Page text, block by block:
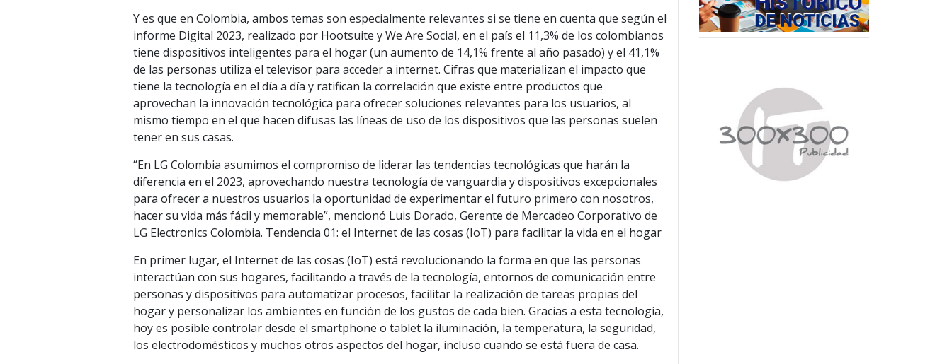
Y es que en Colombia, ambos temas son especialmente relevantes si se tiene en cuenta que según el
informe Digital 2023, realizado por Hootsuite y We Are Social, en el país el 11,3% de los colombianos
tiene dispositivos inteligentes para el hogar (un aumento de 14,1% frente al año pasado) y el 41,1%
de las personas utiliza el televisor para acceder a internet. Cifras que materializan el impacto que
tiene la tecnología en el día a día y ratifican la correlación que existe entre productos que
aprovechan la innovación tecnológica para ofrecer soluciones relevantes para los usuarios, al
mismo tiempo en el que hacen difusas las líneas de uso de los dispositivos que las personas suelen
tener en sus casas.
“En LG Colombia asumimos el compromiso de liderar las tendencias tecnológicas que harán la
diferencia en el 2023, aprovechando nuestra tecnología de vanguardia y dispositivos excepcionales
para ofrecer a nuestros usuarios la oportunidad de experimentar el futuro primero con nosotros,
hacer su vida más fácil y memorable”, mencionó Luis Dorado, Gerente de Mercadeo Corporativo de
LG Electronics Colombia. Tendencia 01: el Internet de las cosas (IoT) para facilitar la vida en el hogar
En primer lugar, el Internet de las cosas (IoT) está revolucionando la forma en que las personas
interactúan con sus hogares, facilitando a través de la tecnología, entornos de comunicación entre
personas y dispositivos para automatizar procesos, facilitar la realización de tareas propias del
hogar y personalizar los ambientes en función de los gustos de cada bien. Gracias a esta tecnología,
hoy es posible controlar desde el smartphone o tablet la iluminación, la temperatura, la seguridad,
los electrodomésticos y muchos otros aspectos del hogar, incluso cuando se está fuera de casa.